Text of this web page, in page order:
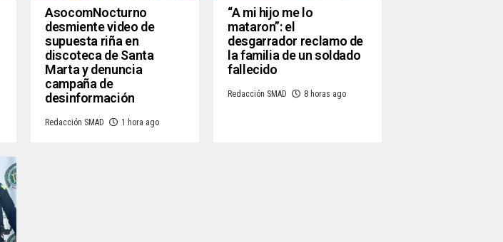
AsocomNocturno
desmiente video de
supuesta riña en
discoteca de Santa
Marta y denuncia
campaña de
desinformación
Redacción SMAD 1 hora ago
“A mi hijo me lo
mataron”: el
desgarrador reclamo de
la familia de un soldado
fallecido
Redacción SMAD 8 horas ago